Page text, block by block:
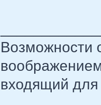
Возможности
входящий